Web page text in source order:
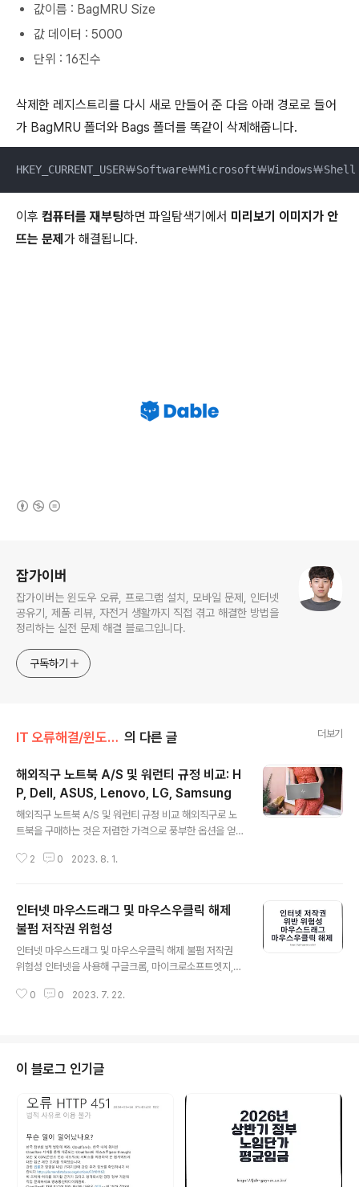
값이름 : BagMRU Size
값 데이터 : 5000
단위 : 16진수
삭제한 레지스트리를 다시 새로 만들어 준 다음 아래 경로로 들어
가 BagMRU 폴더와 Bags 폴더를 똑같이 삭제해줍니다.
HKEY_CURRENT_USER￦Software￦Microsoft￦Windows￦Shell
이후 컴퓨터를 재부팅하면 파일탐색기에서 미리보기 이미지가 안
뜨는 문제 가 해결됩니다.
잡가이버
잡가이버는 윈도우 오류, 프로그램 설치, 모바일 문제, 인터넷
공유기, 제품 리뷰, 자전거 생활까지 직접 겪고 해결한 방법을
정리하는 실전 문제 해결 블로그입니다.
구독하기
IT 오류해결/윈도우·부팅 오류 의 다른 글 더보기
해외직구 노트북 A/S 및 워런티 규정 비교: H
P, Dell, ASUS, Lenovo, LG, Samsung
해외직구 노트북 A/S 및 워런티 규정 비교 해외직구로 노
트북을 구매하는 것은 저렴한 가격으로 풍부한 옵션을 얻
(애프터 서비스) 및 워런티(보증) 규정이 다르기 때문에 혼
직구 노트북에 대한 A/S 및 워런티 규정을 간단하게 정리
해보겠습니다. 노트북 모델명 일련번호 확인 및 정품등록
노트북 모델명 일련번호 확인 및 정품등록 모든 노트북은
HP노트북이나 삼성전자의 갤럭시북이나 아수스 젠북, 레
노버, LG그램등등 모든 노트북에는 제품의 일련번호라고
하는 정품 제품키가 존 jab-guyver.co.kr 1. HP (휴레팩
2 0 2023. 8. 1.
인터넷 마우스드래그 및 마우스우클릭 해제
불펌 저작권 위험성
인터넷 마우스드래그 및 마우스우클릭 해제 불펌 저작권
위험성 인터넷을 사용해 구글크롬, 마이크로소프트엣지,
글이나 사진을 사용하고 싶을 때, 가끔 마우스 드래그 또는
해제할 수 있지만 인터넷에 잇는 사진이나 글을 무단으로
사용해 불펌을 사용 시 저작권에 대한 위험성이 있습니다..
인터넷 불펌 위험성 인터넷 불펌은 다른 사람이 작성한 컨
텐츠를 무단으로 복사하여 자신의 블로그, 웹사이트, SNS
등에서 게시하는 행위를 말합니다. 이러한 행위는 저작권
법에 의해 금지되어 있으며, 저작권 침해..
0 0 2023. 7. 22.
이 블로그 인기글